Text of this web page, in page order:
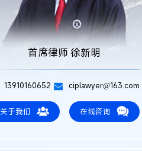
首席律师 徐新明
13910160652 ciplawyer@163.com
关于我们 在线咨询